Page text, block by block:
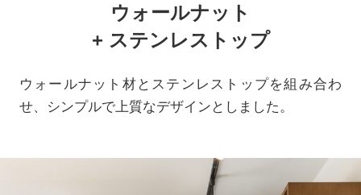
ウォールナット
+ ステンレストップ
ウォールナット材とステンレストップを組み合わ
せ、シンプルで上質なデザインとしました。